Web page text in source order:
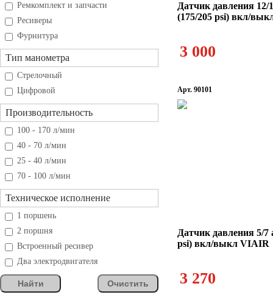
Ремкомплект и запчасти
Ресиверы
Фурнитура
Тип манометра
Стрелочный
Цифровой
Производительность
100 - 170 л/мин
40 - 70 л/мин
25 - 40 л/мин
70 - 100 л/мин
Техническое исполнение
1 поршень
2 поршня
Встроенный ресивер
Два электродвигателя
Найти Очистить
Датчик давления 12/
(175/205 psi) вкл/
3 000
Арт. 90101
Датчик давления 5/7
psi) вкл/выкл VIAIR
3 270